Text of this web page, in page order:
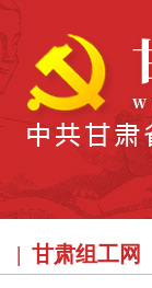
甘肃组工网